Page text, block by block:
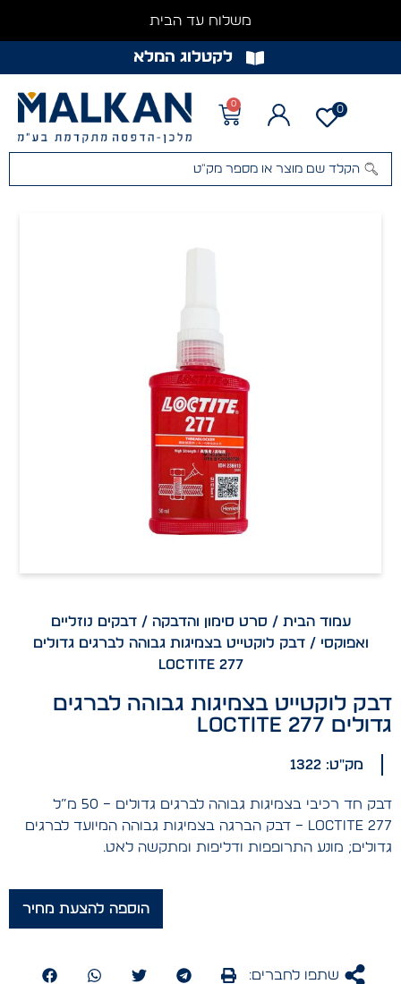
משלוח עד הבית
לקטלוג המלא
0
0
עמוד הבית/ סרט סימון והדבקה/ דבקים נוזליים
ואפוקסי/ דבק לוקטייט בצמיגות גבוהה לברגים גדולים
LOCTITE 277
דבק לוקטייט בצמיגות גבוהה לברגים
גדולים LOCTITE 277
מק"ט: 1322
דבק חד רכיבי בצמיגות גבוהה לברגים גדולים – 50 מ”ל
LOCTITE 277 – דבק הברגה בצמיגות גבוהה המיועד לברגים
גדולים; מונע התרופפות ודליפות ומתקשה לאט.
הוספה להצעת מחיר
שתפו לחברים: